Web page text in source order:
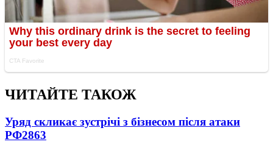
ЧИТАЙТЕ ТАКОЖ
Уряд скликає зустрічі з бізнесом після атаки
РФ2863